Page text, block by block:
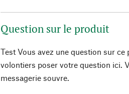
Question sur le produit
Test Vous avez une question sur ce
volontiers poser votre question ici.
messagerie souvre.